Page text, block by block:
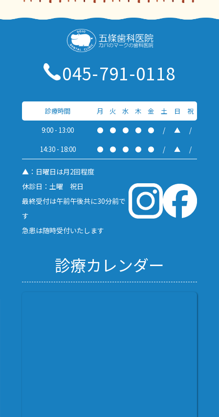
045-791-0118
診療時間 月 火 水 木 金 土 日 祝
9:00 - 13:00 ● ● ● ● ● / ▲ /
14:30 - 18:00 ● ● ● ● ● / ▲ /
▲：日曜日は月2回程度
休診日：土曜 祝日
最終受付は午前午後共に30分前で
す
急患は随時受付いたします
診療カレンダー